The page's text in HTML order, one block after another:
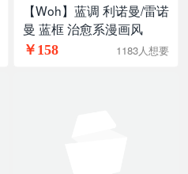
【Woh】蓝调 利诺曼/雷诺
曼 蓝框 治愈系漫画风
￥158 1183人想要